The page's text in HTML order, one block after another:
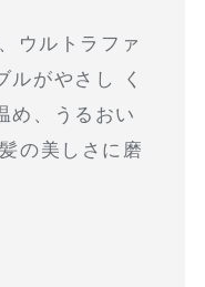
ウルトラファ
ルがやさし く
め、うるおい
の美しさに磨